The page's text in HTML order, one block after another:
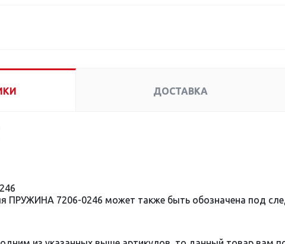
ДОСТАВКА
ПРУЖИНА 7206-0246 может также быть обозначена под